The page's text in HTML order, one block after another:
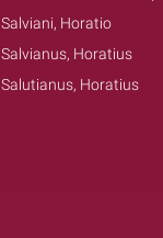
Salviani, Horatio
Salvianus, Horatius
Salutianus, Horatius